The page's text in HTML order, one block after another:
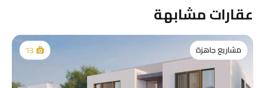
عقارات مشابهة
مشاريع جاهزة 13